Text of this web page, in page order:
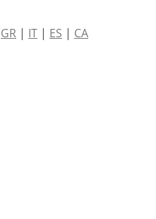
GR | IT | ES | CA